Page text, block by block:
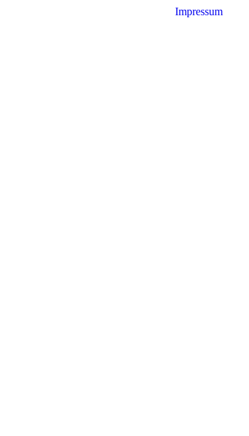
Impressum